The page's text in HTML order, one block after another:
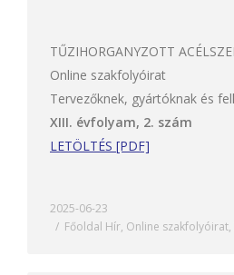
TŰZIHORGANYZOTT
Online szakfolyóirat
Tervezőknek, gyártóknak és
XIII. évfolyam, 2. szám
LETÖLTÉS [PDF]
2025-06-23
Főoldal Hír, Online szakfolyóirat,